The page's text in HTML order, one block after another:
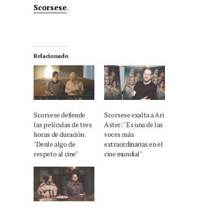
Scorsese.
Relacionado
Scorsese defiende
las películas de tres
horas de duración:
"Denle algo de
respeto al cine"
Scorsese exalta a Ari
Aster: " Es una de las
voces más
extraordinarias en el
cine mundial"